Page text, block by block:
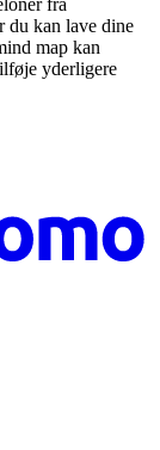
fra
du kan lave dine
map kan
yderligere